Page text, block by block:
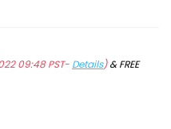
09:48 PST- Details)&FREE